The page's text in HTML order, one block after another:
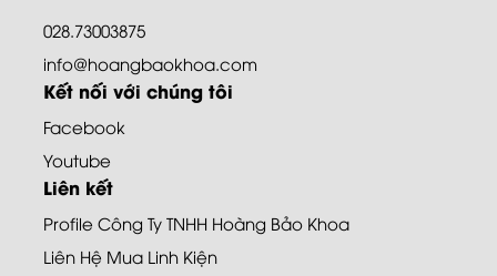
028.73003875
info@hoangbaokhoa.com
Kết nối với chúng tôi
Facebook
Youtube
Liên kết
Profile Công Ty TNHH Hoàng Bảo Khoa
Liên Hệ Mua Linh Kiện